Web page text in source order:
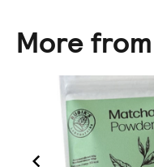
More from